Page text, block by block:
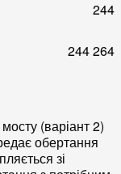
244
244264
(варіант 2)
обертання
зі